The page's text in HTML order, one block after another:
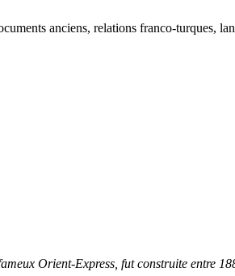
anciens, relations franco-turques,
Orient-Express, fut construite entre